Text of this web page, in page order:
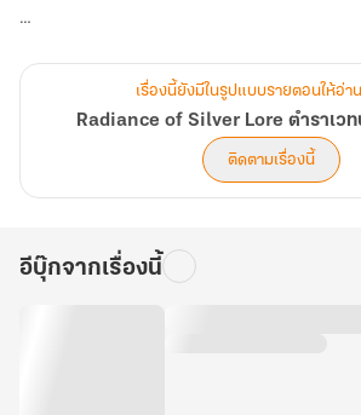
เข้าไป อีกทั้งตำราเวทประกายสีเงินได้หายไปใน
เรื่องนี้ยังมีในรูปแบบรายตอนให้อ่า
Radiance of Silver Lore ตำราเวท
ติดตามเรื่องนี้
อีบุ๊กจากเรื่องนี้